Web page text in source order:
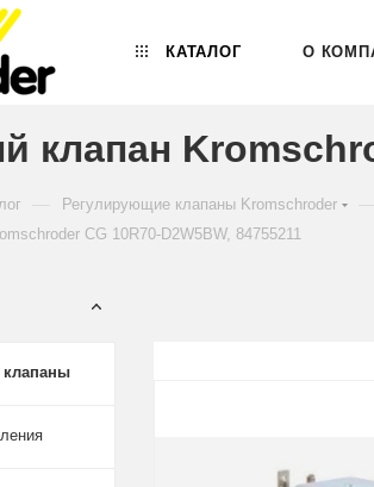
КАТАЛОГ О
клапан
Регулирующие клапаны Kromschroder
CG 10R70-D2W5BW, 84755211
клапаны